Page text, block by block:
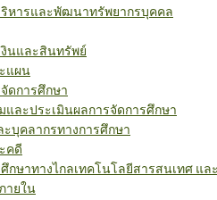
หารและพัฒนาทรัพยากรบุคคล
งินและสินทรัพย์
แผน
ดการศึกษา
และประเมินผลการจัดการศึกษา
บุคลากรทางการศึกษา
คดี
กษาทางไกลเทคโนโลยีสารสนเทศ แล
ายใน